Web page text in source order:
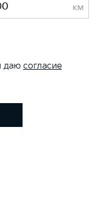
км
даю согласие